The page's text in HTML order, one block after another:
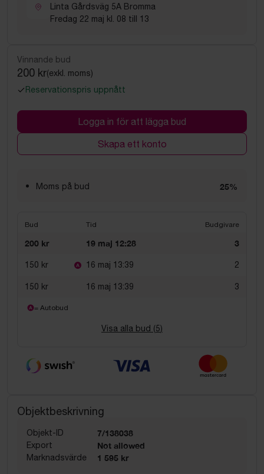
Linta Gårdsväg 5A Bromma
Fredag 22 maj kl. 08 till 13
Vinnande bud
200 kr(exkl. moms)
Reservationspris uppnått
Logga in för att lägga bud
Skapa ett konto
Moms på bud 25%
Bud Tid Budgivare
200 kr 19 maj 12:28 3
150 kr 16 maj 13:39 2
150 kr 16 maj 13:39 3
= Autobud
Visa alla bud (5)
Objektbeskrivning
Objekt-ID 7/138038
Export Not allowed
Marknadsvärde 1 595 kr